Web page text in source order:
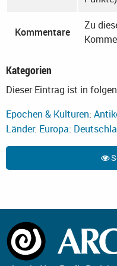
Kommentare
Zu
Kategorien
Dieser Eintrag ist in
Epochen & Kulturen:
Länder: Europa: